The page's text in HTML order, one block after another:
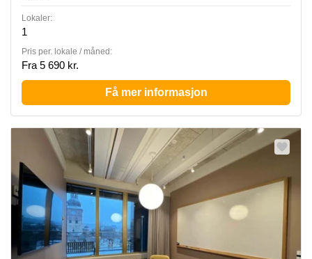
Lokaler:
1
Pris per. lokale / måned:
Fra 5 690 kr.
Få mer informasjon